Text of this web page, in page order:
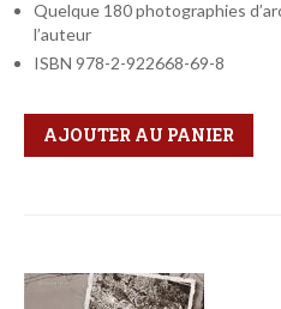
Quelque 180 photographies
l’auteur
ISBN 978-2-922668-69-8
Qté
Format
AJOUTER AU PANIER